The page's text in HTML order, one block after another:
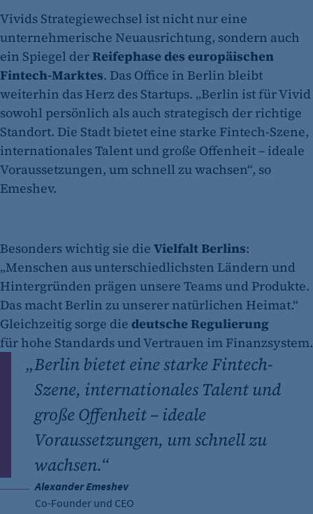
Vivids Strategiewechsel ist nicht nur eine
unternehmerische Neuausrichtung, sondern auch
ein Spiegel derReifephase des europäischen
Fintech-Marktes. Das Office in Berlin bleibt
weiterhin das Herz des Startups. „Berlin ist für Vivid
sowohl persönlich als auch strategisch der richtige
Standort. Die Stadt bietet eine starke Fintech-Szene,
internationales Talent und große Offenheit – ideale
Voraussetzungen, um schnell zu wachsen“, so
Emeshev.
Besonders wichtig sie die Vielfalt Berlins:
„Menschen aus unterschiedlichsten Ländern und
Hintergründen prägen unsere Teams und Produkte.
Das macht Berlin zu unserer natürlichen Heimat.“
Gleichzeitig sorge die deutsche Regulierung
für hohe Standards und Vertrauen im Finanzsystem.
„Berlin bietet eine starke Fintech-
Szene, internationales Talent und
große Offenheit – ideale
Voraussetzungen, um schnell zu
wachsen.“
Alexander Emeshev
Co-Founder und CEO